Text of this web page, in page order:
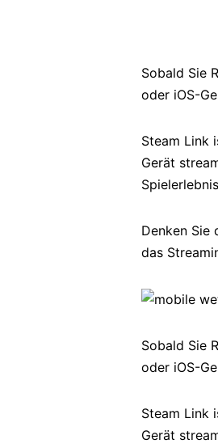
Sobald Sie
oder iOS-
Steam Link
Gerät
Denken Sie
das
Sobald Sie
oder iOS-
Steam Link
Gerät